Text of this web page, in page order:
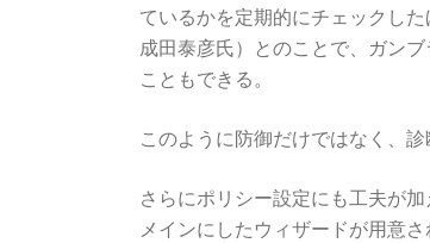
ているかを定期的にチェックし
成田泰彦氏）とのことで、ガン
こともできる。
このように防御だけではなく、
さらにポリシー設定にも工夫が
メインにしたウィザードが用意